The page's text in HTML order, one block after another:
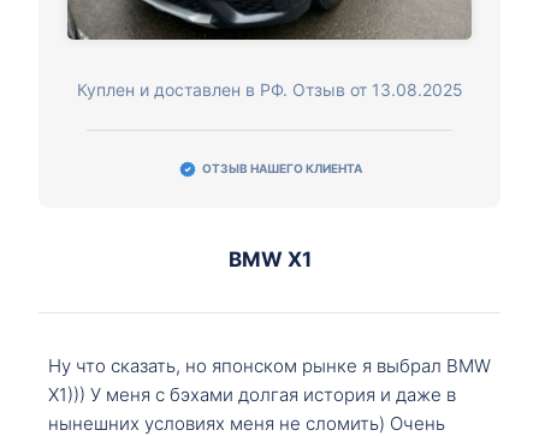
Куплен и доставлен в РФ. Отзыв от 13.08.2025
ОТЗЫВ НАШЕГО КЛИЕНТА
BMW X1
Ну что сказать, но японском рынке я выбрал BMW
X1))) У меня с бэхами долгая история и даже в
нынешних условиях меня не сломить) Очень